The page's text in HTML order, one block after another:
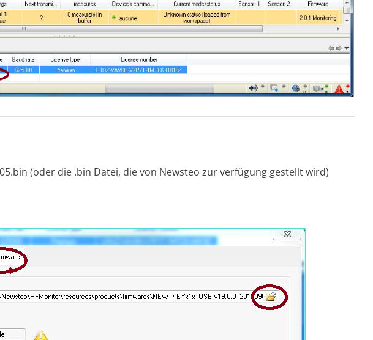
(oder die .bin Datei, die von Newsteo zur verfügung gestellt wird)